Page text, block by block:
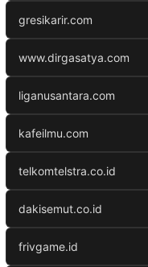
gresikarir.com
www.dirgasatya.com
liganusantara.com
kafeilmu.com
telkomtelstra.co.id
dakisemut.co.id
frivgame.id